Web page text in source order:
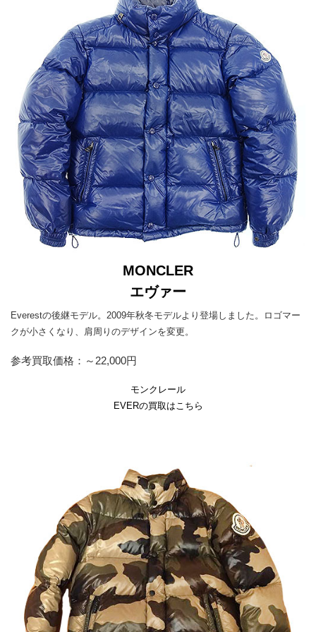
MONCLER
エヴァー
Everestの後継モデル。2009年秋冬モデルより登場しました。ロゴマー
クが小さくなり、肩周りのデザインを変更。
参考買取価格：～22,000円
モンクレール
EVERの買取はこちら